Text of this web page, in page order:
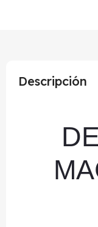
Descripción